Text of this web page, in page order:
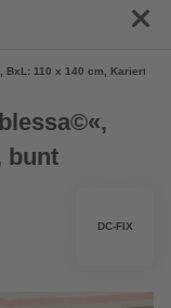
110 x 140 cm, Kariert,
bunt
DC-FIX